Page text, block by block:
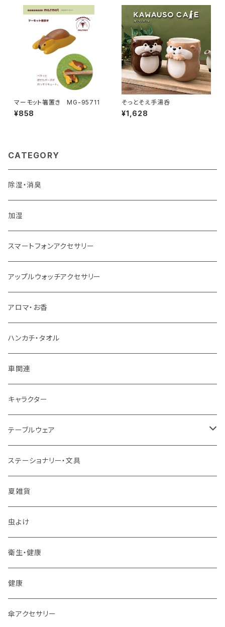
マーモット箸置き MG-95711
¥858
そっとそえ手湯呑
¥1,628
CATEGORY
除湿・消臭
加湿
スマートフォンアクセサリー
アップルウォッチアクセサリー
アロマ・お香
ハンカチ・タオル
車関連
キャラクター
テーブルウェア
マグカップ
スプーン
箸置き
その他
フォーク
ティーポット
ステーショナリー・文具
夏雑貨
虫よけ
衛生・健康
健康
傘アクセサリー